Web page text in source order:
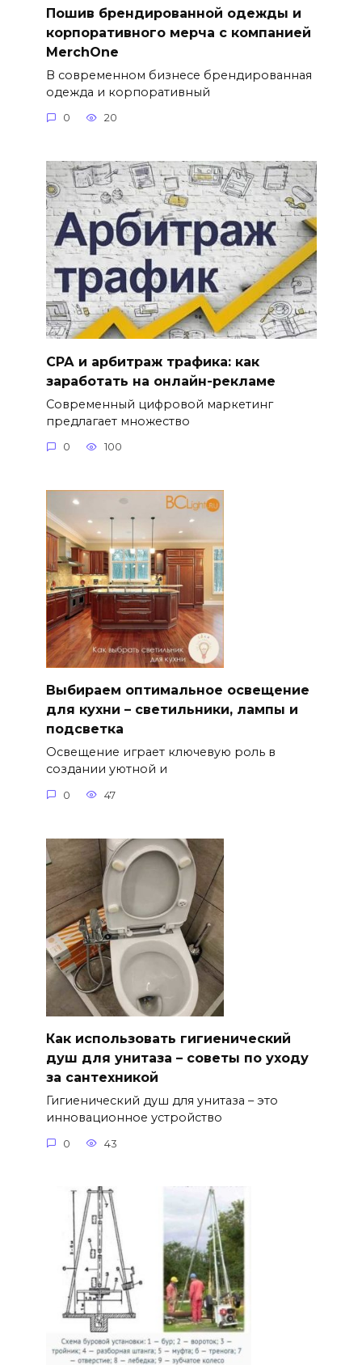
Пошив брендированной одежды и
корпоративного мерча с компанией
MerchOne
В современном бизнесе брендированная
одежда и корпоративный
0 20
СРА и арбитраж трафика: как
заработать на онлайн-рекламе
Современный цифровой маркетинг
предлагает множество
0 100
Выбираем оптимальное освещение
для кухни – светильники, лампы и
подсветка
Освещение играет ключевую роль в
создании уютной и
0 47
Как использовать гигиенический
душ для унитаза – советы по уходу
за сантехникой
Гигиенический душ для унитаза – это
инновационное устройство
0 43